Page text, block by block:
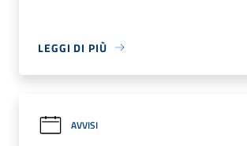
LEGGI DI PIÙ
AVVISI